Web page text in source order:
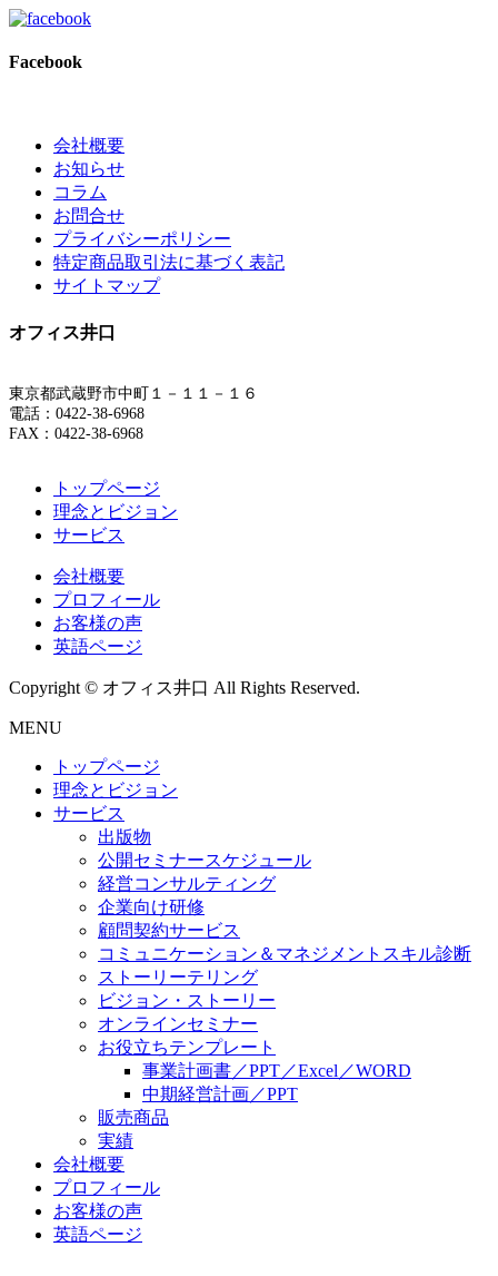
Facebook
会社概要
お知らせ
コラム
お問合せ
プライバシーポリシー
特定商品取引法に基づく表記
サイトマップ
オフィス井口
東京都武蔵野市中町１－１１－１６
電話：0422-38-6968
FAX：0422-38-6968
トップページ
理念とビジョン
サービス
会社概要
プロフィール
お客様の声
英語ページ
Copyright © オフィス井口 All Rights Reserved.
MENU
トップページ
理念とビジョン
サービス
出版物
公開セミナースケジュール
経営コンサルティング
企業向け研修
顧問契約サービス
コミュニケーション＆マネジメントスキル診断
ストーリーテリング
ビジョン・ストーリー
オンラインセミナー
お役立ちテンプレート
事業計画書／PPT／Excel／WORD
中期経営計画／PPT
販売商品
実績
会社概要
プロフィール
お客様の声
英語ページ